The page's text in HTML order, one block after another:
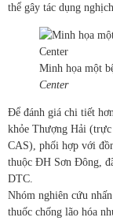
thể gây tác dụng
Minh họa một
Center
Để đánh giá chi tiết
khỏe Thượng Hải
CAS), phối hợp với
thuộc ĐH Sơn Đông,
DTC.
Nhóm nghiên cứu
thuốc chống lão hóa